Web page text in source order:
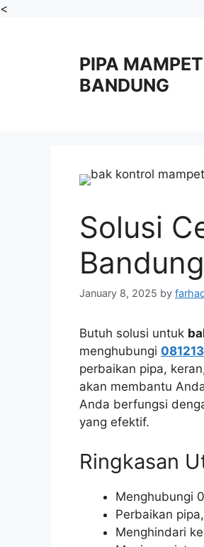
<
PIPA MAMPET
BANDUNG
Solusi
January 8, 2025 by
Butuh solusi untuk
menghubungi
perbaikan pipa,
akan membantu
Anda berfungsi
yang efektif.
Ringkasan
Menghubungi
Perbaikan
Menghindari